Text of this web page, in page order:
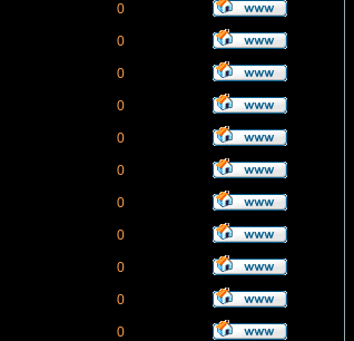
0
0
0
0
0
0
0
0
0
0
0